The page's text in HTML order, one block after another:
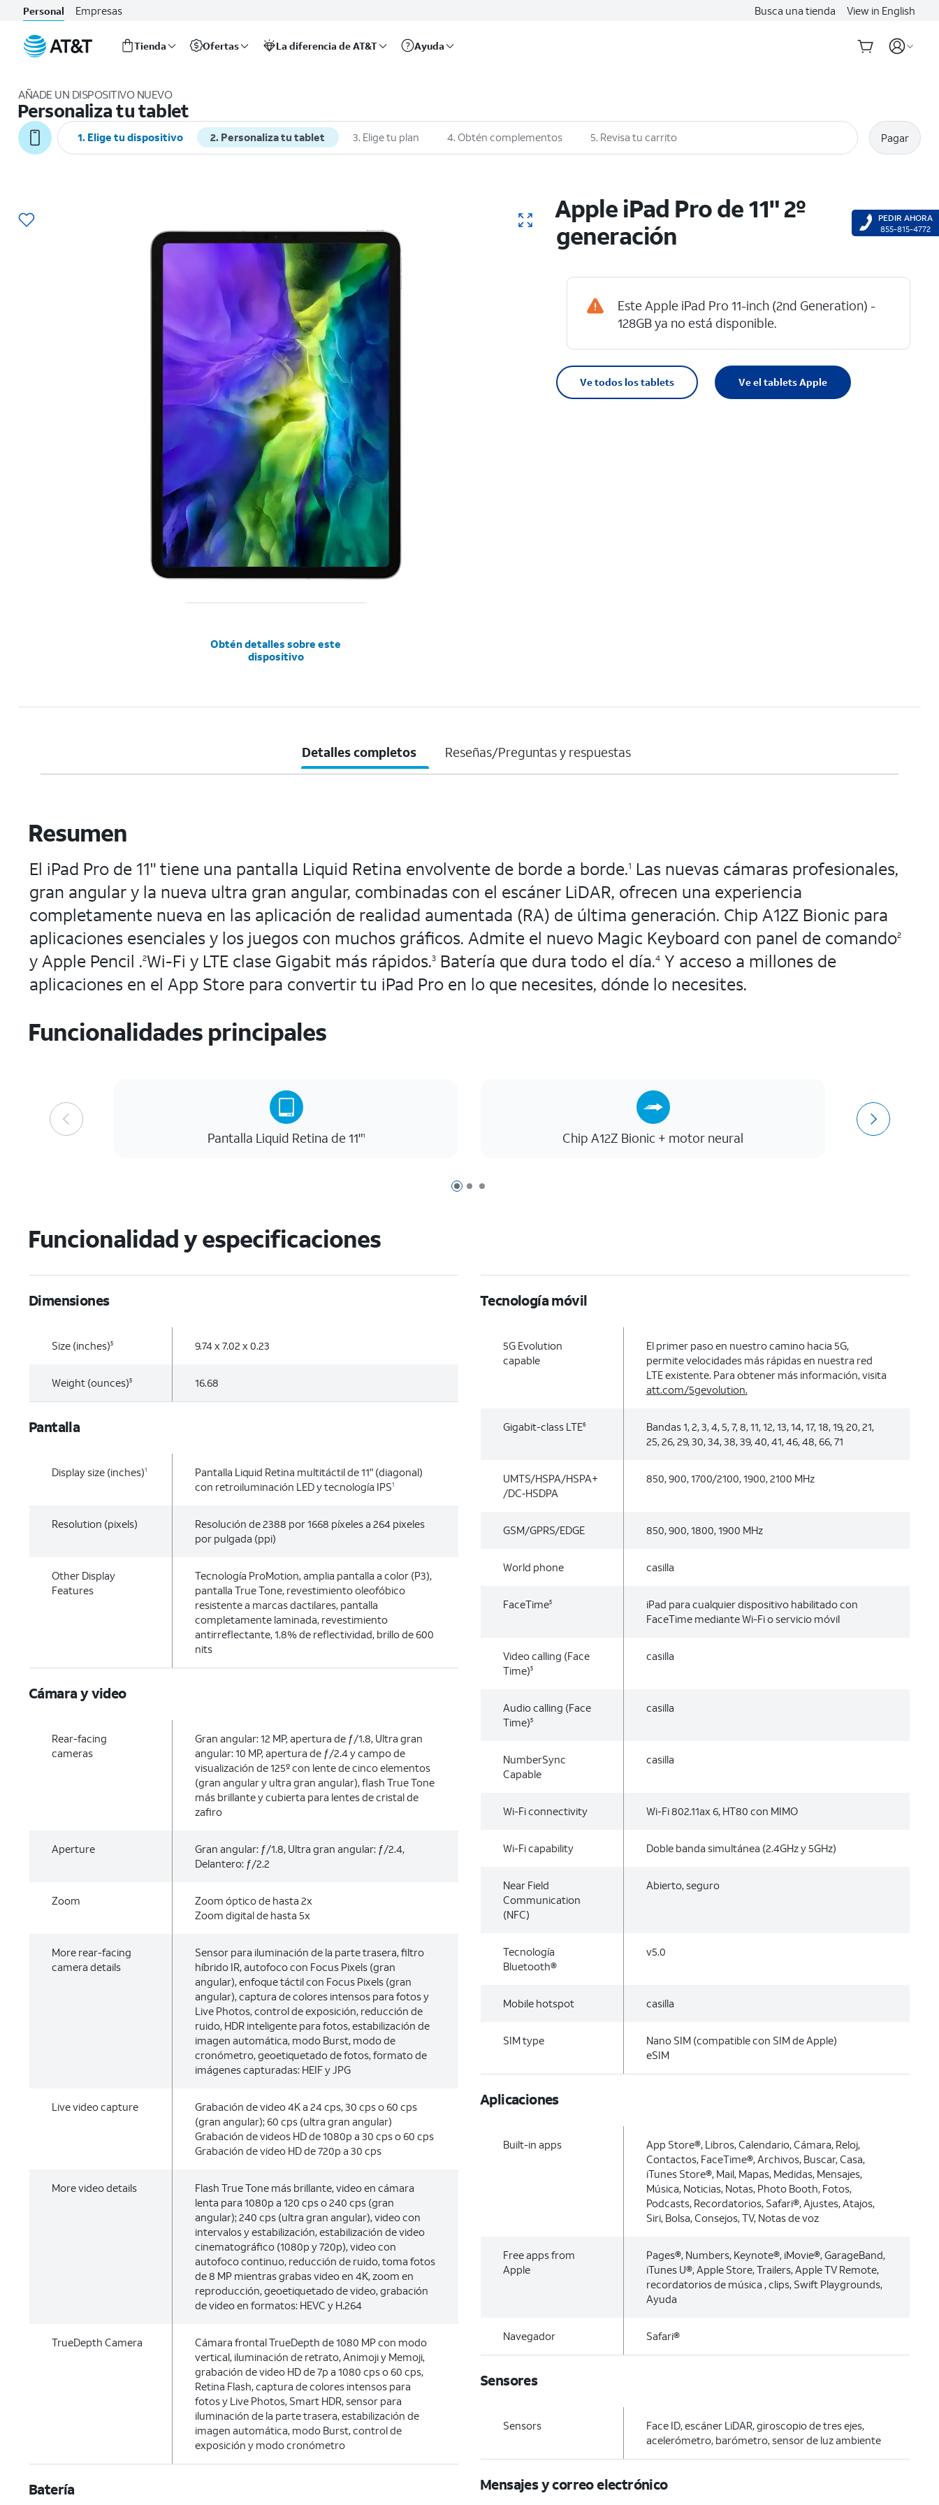
Personal Empresas Busca una tienda View in English
Tienda Ofertas La diferencia de AT&T Ayuda
AÑADE UN DISPOSITIVO NUEVO
Personaliza tu tablet
1. Elige tu dispositivo 2. Personaliza tu tablet 3. Elige tu plan 4. Obtén complementos 5. Revisa tu carrito Pagar
Obtén detalles sobre este
dispositivo
Apple iPad Pro de 11" 2º
generación
Este Apple iPad Pro 11-inch (2nd Generation) -
128GB ya no está disponible.
Ve todos los tablets Ve el tablets Apple
Detalles completos Reseñas/Preguntas y respuestas
Resumen
El iPad Pro de 11" tiene una pantalla Liquid Retina envolvente de borde a borde.1 Las nuevas cámaras profesionales,
gran angular y la nueva ultra gran angular, combinadas con el escáner LiDAR, ofrecen una experiencia
completamente nueva en las aplicación de realidad aumentada (RA) de última generación. Chip A12Z Bionic para
aplicaciones esenciales y los juegos con muchos gráficos. Admite el nuevo Magic Keyboard con panel de comando2
y Apple Pencil .2Wi-Fi y LTE clase Gigabit más rápidos.3 Batería que dura todo el día.4 Y acceso a millones de
aplicaciones en el App Store para convertir tu iPad Pro en lo que necesites, dónde lo necesites.
Funcionalidades principales
Página 1 de 3
Página 2 de 3
Página 3 de 3
Pantalla Liquid Retina de 11"1 Chip A12Z Bionic + motor neural
Funcionalidad y especificaciones
Dimensiones
Size (inches)5 9.74 x 7.02 x 0.23
Weight (ounces)5 16.68
Pantalla
Display size (inches)1
Pantalla Liquid Retina multitáctil de 11" (diagonal)
con retroiluminación LED y tecnología IPS1
Resolution (pixels)
Resolución de 2388 por 1668 píxeles a 264 pixeles
por pulgada (ppi)
Other Display
Features
Tecnología ProMotion, amplia pantalla a color (P3),
pantalla True Tone, revestimiento oleofóbico
resistente a marcas dactilares, pantalla
completamente laminada, revestimiento
antirreflectante, 1.8% de reflectividad, brillo de 600
nits
Cámara y video
Rear-facing
cameras
Gran angular: 12 MP, apertura de ƒ/1.8, Ultra gran
angular: 10 MP, apertura de ƒ/2.4 y campo de
visualización de 125º con lente de cinco elementos
(gran angular y ultra gran angular), flash True Tone
más brillante y cubierta para lentes de cristal de
zafiro
Aperture
Gran angular: ƒ/1.8, Ultra gran angular: ƒ/2.4,
Delantero: ƒ/2.2
Zoom
Zoom óptico de hasta 2x
Zoom digital de hasta 5x
More rear-facing
camera details
Sensor para iluminación de la parte trasera, filtro
híbrido IR, autofoco con Focus Pixels (gran
angular), enfoque táctil con Focus Pixels (gran
angular), captura de colores intensos para fotos y
Live Photos, control de exposición, reducción de
ruido, HDR inteligente para fotos, estabilización de
imagen automática, modo Burst, modo de
cronómetro, geoetiquetado de fotos, formato de
imágenes capturadas: HEIF y JPG
Live video capture
Grabación de video 4K a 24 cps, 30 cps o 60 cps
(gran angular); 60 cps (ultra gran angular)
Grabación de videos HD de 1080p a 30 cps o 60 cps
Grabación de video HD de 720p a 30 cps
More video details
Flash True Tone más brillante, video en cámara
lenta para 1080p a 120 cps o 240 cps (gran
angular); 240 cps (ultra gran angular), video con
intervalos y estabilización, estabilización de video
cinematográfico (1080p y 720p), video con
autofoco continuo, reducción de ruido, toma fotos
de 8 MP mientras grabas video en 4K, zoom en
reproducción, geoetiquetado de video, grabación
de video en formatos: HEVC y H.264
TrueDepth Camera
Cámara frontal TrueDepth de 1080 MP con modo
vertical, iluminación de retrato, Animoji y Memoji,
grabación de video HD de 7p a 1080 cps o 60 cps,
Retina Flash, captura de colores intensos para
fotos y Live Photos, Smart HDR, sensor para
iluminación de la parte trasera, estabilización de
imagen automática, modo Burst, control de
exposición y modo cronómetro
Batería
Tecnología móvil
5G Evolution
capable
El primer paso en nuestro camino hacia 5G,
permite velocidades más rápidas en nuestra red
LTE existente. Para obtener más información, visita
att.com/5gevolution.
Gigabit-class LTE6
Bandas 1, 2, 3, 4, 5, 7, 8, 11, 12, 13, 14, 17, 18, 19, 20, 21,
25, 26, 29, 30, 34, 38, 39, 40, 41, 46, 48, 66, 71
UMTS/HSPA/HSPA+
/DC‑HSDPA
850, 900, 1700/2100, 1900, 2100 MHz
GSM/GPRS/EDGE 850, 900, 1800, 1900 MHz
World phone casilla
FaceTime5
iPad para cualquier dispositivo habilitado con
FaceTime mediante Wi-Fi o servicio móvil
Video calling (Face
Time)5
casilla
Audio calling (Face
Time)5
casilla
NumberSync
Capable
casilla
Wi-Fi connectivity Wi-Fi 802.11ax 6, HT80 con MIMO
Wi-Fi capability Doble banda simultánea (2.4GHz y 5GHz)
Near Field
Communication
(NFC)
Abierto, seguro
Tecnología
Bluetooth®
v5.0
Mobile hotspot casilla
SIM type
Nano SIM (compatible con SIM de Apple)
eSIM
Aplicaciones
Built-in apps
App Store®, Libros, Calendario, Cámara, Reloj,
Contactos, FaceTime®, Archivos, Buscar, Casa,
iTunes Store®, Mail, Mapas, Medidas, Mensajes,
Música, Noticias, Notas, Photo Booth, Fotos,
Podcasts, Recordatorios, Safari®, Ajustes, Atajos,
Siri, Bolsa, Consejos, TV, Notas de voz
Free apps from
Apple
Pages®, Numbers, Keynote®, iMovie®, GarageBand,
iTunes U®, Apple Store, Trailers, Apple TV Remote,
recordatorios de música , clips, Swift Playgrounds,
Ayuda
Navegador Safari®
Sensores
Sensors
Face ID, escáner LiDAR, giroscopio de tres ejes,
acelerómetro, barómetro, sensor de luz ambiente
Mensajes y correo electrónico
PEDIR AHORA
855-815-4772